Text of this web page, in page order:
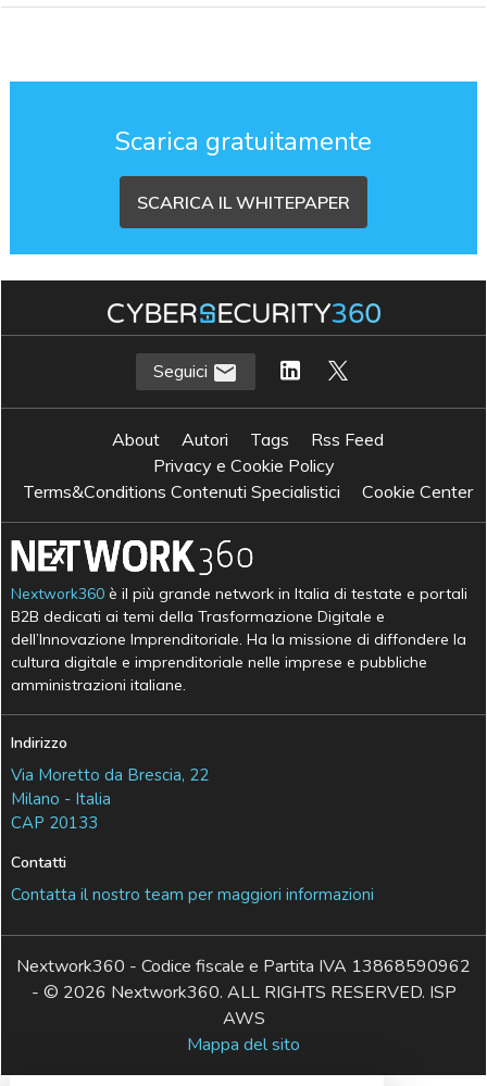
Scarica gratuitamente
SCARICA IL WHITEPAPER
Seguici
About Autori Tags
Rss Feed
Privacy e Cookie Policy
Terms&Conditions Contenuti Specialistici
Cookie Center
Nextwork360 è il più grande network in Italia di testate e portali
B2B dedicati ai temi della Trasformazione Digitale e
dell’Innovazione Imprenditoriale. Ha la missione di diffondere la
cultura digitale e imprenditoriale nelle imprese e pubbliche
amministrazioni italiane.
Indirizzo
Via Moretto da Brescia, 22
Milano - Italia
CAP 20133
Contatti
Contatta il nostro team per maggiori informazioni
Nextwork360 - Codice fiscale e Partita IVA 13868590962
- © 2026 Nextwork360. ALL RIGHTS RESERVED. ISP
AWS
Mappa del sito